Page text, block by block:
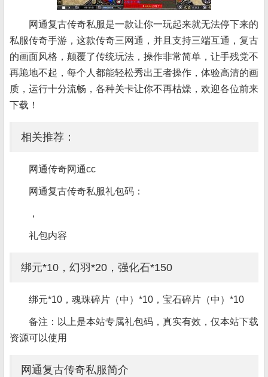
网通复古传奇私服是一款让你一玩起来就无法停下来的
私服传奇手游，这款传奇三网通，并且支持三端互通，复古
的画面风格，颠覆了传统玩法，操作非常简单，让手残党不
再跪地不起，每个人都能轻松秀出王者操作，体验高清的画
质，运行十分流畅，各种关卡让你不再枯燥，欢迎各位前来
下载！
相关推荐：
网通传奇网通cc
网通复古传奇私服礼包码：
，
礼包内容
绑元*10，幻羽*20，强化石*150
绑元*10，魂珠碎片（中）*10，宝石碎片（中）*10
备注：以上是本站专属礼包码，真实有效，仅本站下载
资源可以使用
网通复古传奇私服简介